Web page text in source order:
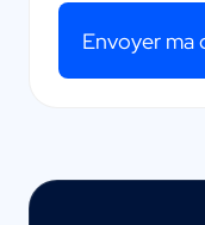
Envoyer ma